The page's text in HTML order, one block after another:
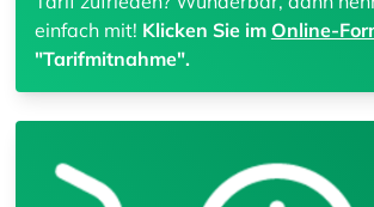
einfach mit! Klicken Sie im Online-
"Tarifmitnahme".